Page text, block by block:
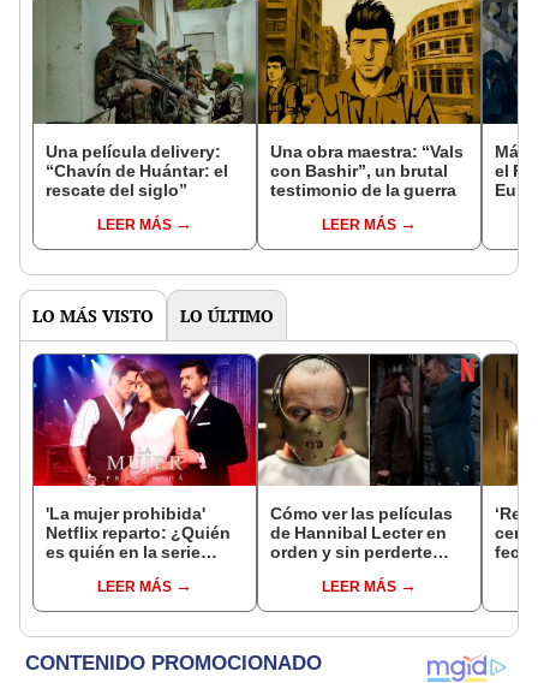
Una película delivery:
“Chavín de Huántar: el
rescate del siglo”
LEER MÁS
Una obra maestra: “Vals
con Bashir”, un brutal
testimonio de la guerra
LEER MÁS
Más
el
LO MÁS VISTO LO ÚLTIMO
'La mujer prohibida'
Netflix reparto: ¿Quién
es quién en la serie
protagonizada por
Valerie Domínguez?
LEER MÁS
Cómo ver las películas
de Hannibal Lecter en
orden y sin perderte
LEER MÁS